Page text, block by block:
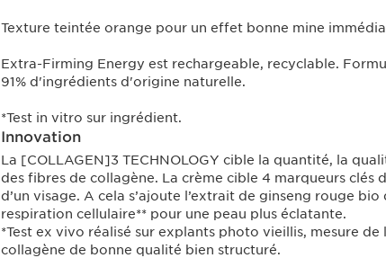
Texture teintée orange pour un effet bonne mine
Extra-Firming Energy est rechargeable, recyclable.
91% d'ingrédients d'origine naturelle.
*Test in vitro sur ingrédient.
Innovation
La [COLLAGEN]3 TECHNOLOGY cible la quantité, la
des fibres de collagène. La crème cible 4 marqueurs clés
d’un visage. A cela s’ajoute l’extrait de ginseng rouge
respiration cellulaire** pour une peau plus éclatante.
*Test ex vivo réalisé sur explants photo vieillis, mesure de
collagène de bonne qualité bien structuré.